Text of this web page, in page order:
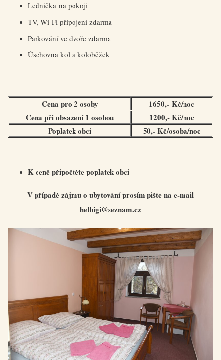
Lednička na pokoji
TV, Wi-Fi připojení zdarma
Parkování ve dvoře zdarma
Úschovna kol a koloběžek
Cena pro 2 osoby
1650,- Kč/noc
Cena při obsazení 1 osobou
1200,- Kč/noc
Poplatek obci
50,- Kč/osoba/noc
K ceně připočtěte poplatek obci
V případě zájmu o ubytování prosím pište na e-mail
helbigi@seznam.cz